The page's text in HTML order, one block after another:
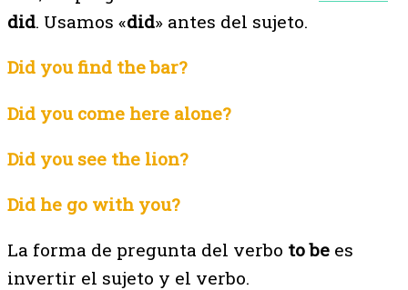
did. Usamos «did» antes del sujeto.
Did you find the bar?
Did you come here alone?
Did you see the lion?
Did he go with you?
La forma de pregunta del verbo to be es
invertir el sujeto y el verbo.